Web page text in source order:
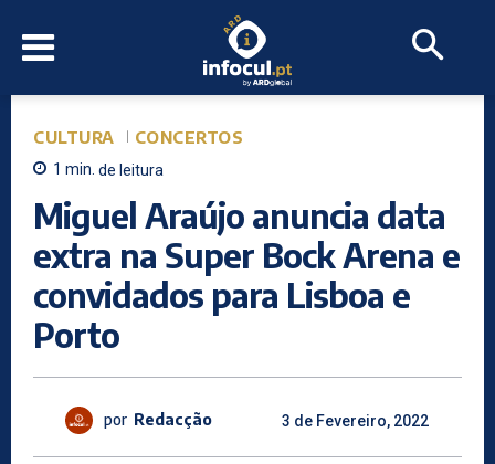
CULTURA CONCERTOS
1 min. de leitura
Miguel Araújo anuncia data
extra na Super Bock Arena e
convidados para Lisboa e
Porto
por Redacção 3 de Fevereiro, 2022